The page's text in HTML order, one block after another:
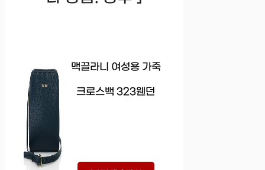
맥끌라니 여성용 가죽
크로스백 323웬던